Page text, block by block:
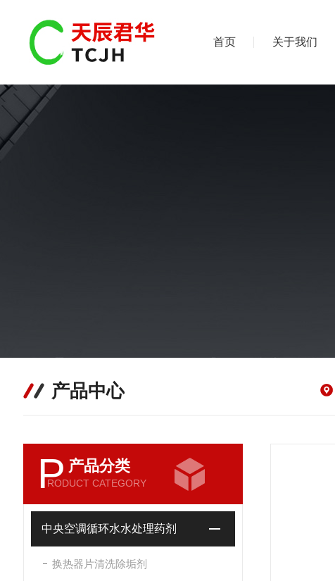
首页 关于我们
产品中心
P 产品分类
RODUCT CATEGORY
中央空调循环水水处理药剂
换热器片清洗除垢剂